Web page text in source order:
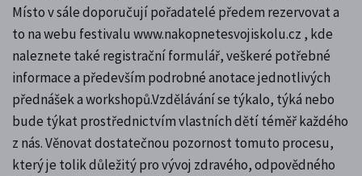
Místo v sále doporučují pořadatelé předem rezervovat a
to na webu festivalu www.nakopnetesvojiskolu.cz , kde
naleznete také registrační formulář, veškeré potřebné
informace a především podrobné anotace jednotlivých
přednášek a workshopů.Vzdělávání se týkalo, týká nebo
bude týkat prostřednictvím vlastních dětí téměř každého
z nás. Věnovat dostatečnou pozornost tomuto procesu,
který je tolik důležitý pro vývoj zdravého, odpovědného